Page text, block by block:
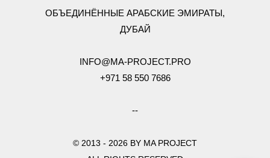
ОБЪЕДИНЁННЫЕ АРАБСКИЕ ЭМИРАТЫ,
ДУБАЙ
INFO@MA-PROJECT.PRO
+971 58 550 7686
--
© 2013 - 2026 BY MA PROJECT